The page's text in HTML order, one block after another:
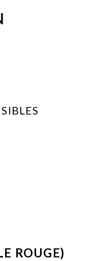
ROUGE)